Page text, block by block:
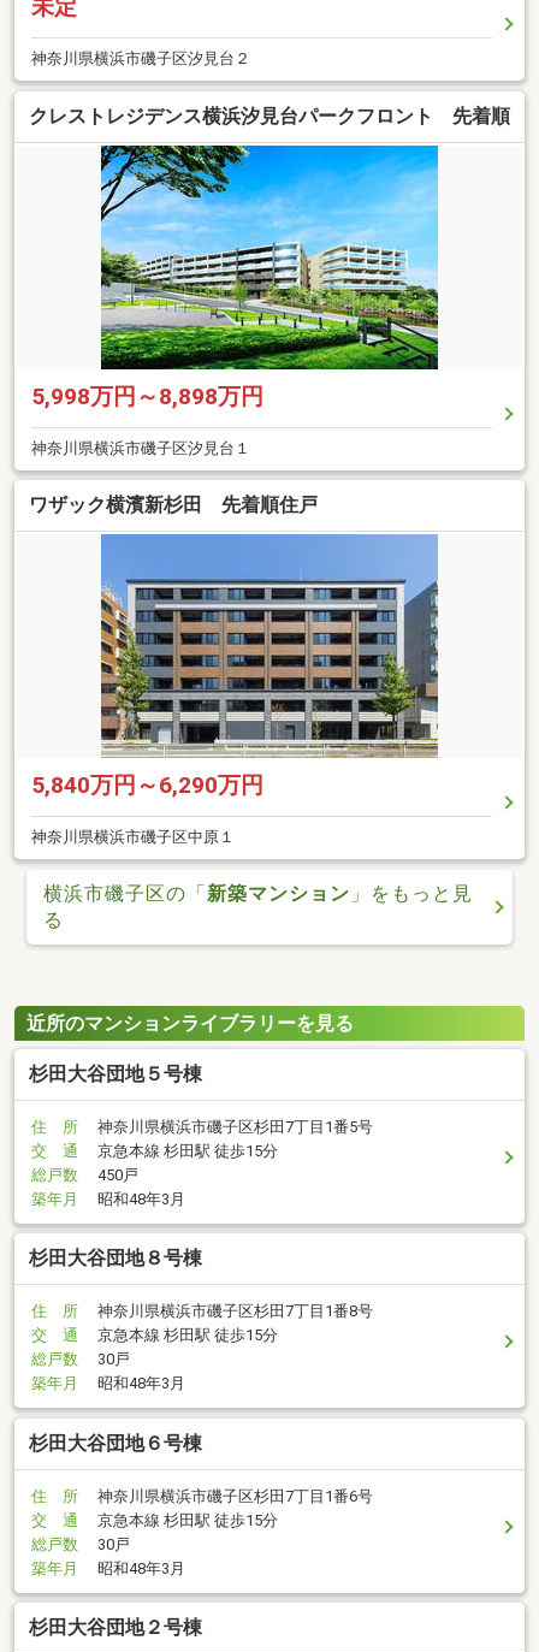
未定
神奈川県横浜市磯子区汐見台２
クレストレジデンス横浜汐見台パークフロント 先着順
5,998万円～8,898万円
神奈川県横浜市磯子区汐見台１
ワザック横濱新杉田 先着順住戸
5,840万円～6,290万円
神奈川県横浜市磯子区中原１
横浜市磯子区の「新築マンション 」をもっと見
る
近所のマンションライブラリーを見る
杉田大谷団地５号棟
住 所
神奈川県横浜市磯子区杉田7丁目1番5号
交 通
京急本線 杉田駅 徒歩15分
総戸数
450戸
築年月
昭和48年3月
杉田大谷団地８号棟
住 所
神奈川県横浜市磯子区杉田7丁目1番8号
交 通
京急本線 杉田駅 徒歩15分
総戸数
30戸
築年月
昭和48年3月
杉田大谷団地６号棟
住 所
神奈川県横浜市磯子区杉田7丁目1番6号
交 通
京急本線 杉田駅 徒歩15分
総戸数
30戸
築年月
昭和48年3月
杉田大谷団地２号棟